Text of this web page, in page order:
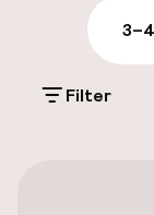
Parkeren
(buiten)
Filter